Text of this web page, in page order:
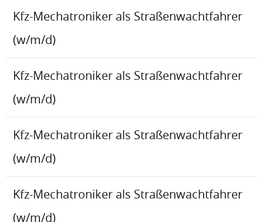
Kfz-Mechatroniker als Straßenwachtfahrer
(w/m/d)
Kfz-Mechatroniker als Straßenwachtfahrer
(w/m/d)
Kfz-Mechatroniker als Straßenwachtfahrer
(w/m/d)
Kfz-Mechatroniker als Straßenwachtfahrer
(w/m/d)